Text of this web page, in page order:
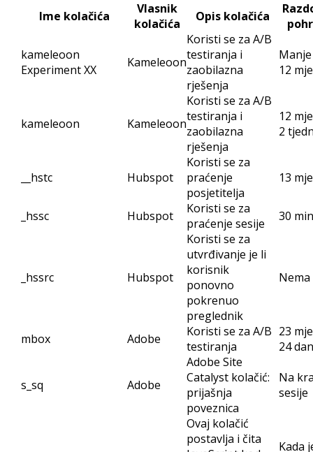
Ime kolačića
Vlasnik
kolačića
Opis kolačića
kameleoon
Experiment XX
Kameleoon
Koristi se za A/B
testiranja i
zaobilazna
rješenja
12
kameleoon Kameleoon
Koristi se za A/B
testiranja i
zaobilazna
rješenja
12
2
__hstc Hubspot
Koristi se za
praćenje
posjetitelja
13
_hssc Hubspot
Koristi se za
praćenje sesije
30
_hssrc Hubspot
Koristi se za
utvrđivanje je li
korisnik
ponovno
pokrenuo
preglednik
Nema
mbox Adobe
Koristi se za A/B
testiranja
23
24
s_sq Adobe
Adobe Site
Catalyst kolačić:
prijašnja
poveznica
Na
sesije
Ovaj kolačić
postavlja i čita
Kada